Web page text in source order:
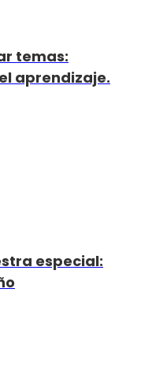
temas:
aprendizaje.
especial: